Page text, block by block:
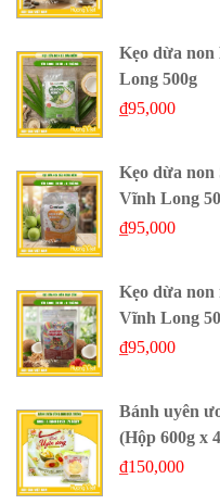
Kẹo dừa non
Long 500g
₫95,000
Kẹo dừa non
Vĩnh Long
₫95,000
Kẹo dừa non
Vĩnh Long
₫95,000
Bánh uyên
(Hộp 600g x
₫150,000